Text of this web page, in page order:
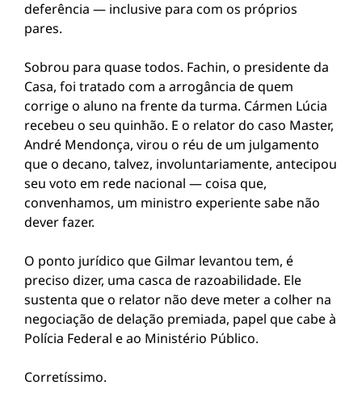
deferência — inclusive para com os próprios
pares.
Sobrou para quase todos. Fachin, o presidente da
Casa, foi tratado com a arrogância de quem
corrige o aluno na frente da turma. Cármen Lúcia
recebeu o seu quinhão. E o relator do caso Master,
André Mendonça, virou o réu de um julgamento
que o decano, talvez, involuntariamente, antecipou
seu voto em rede nacional — coisa que,
convenhamos, um ministro experiente sabe não
dever fazer.
O ponto jurídico que Gilmar levantou tem, é
preciso dizer, uma casca de razoabilidade. Ele
sustenta que o relator não deve meter a colher na
negociação de delação premiada, papel que cabe à
Polícia Federal e ao Ministério Público.
Corretíssimo.